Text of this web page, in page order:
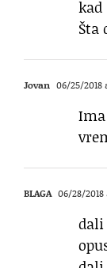
Šta
Jovan 06/25/2018
BLAGA 06/28/2018